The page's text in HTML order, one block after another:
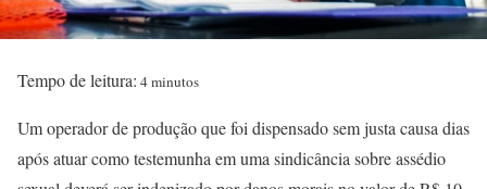
Tempo de leitura: 4 minutos
Um operador de produção que foi dispensado sem justa causa dias
após atuar como testemunha em uma sindicância sobre assédio